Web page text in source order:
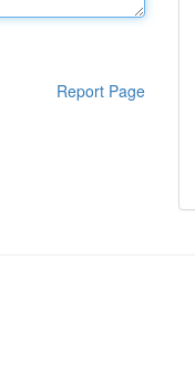
Report Page